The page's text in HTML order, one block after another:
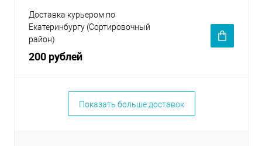
Доставка курьером по
Екатеринбургу (Сортировочный
район)
200 рублей
Показать больше доставок